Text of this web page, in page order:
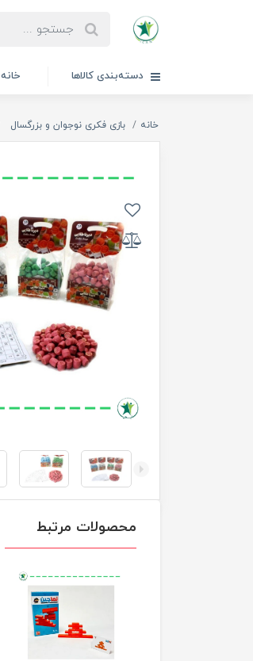
دسته‌بندی کالاها خانه
خانه بازی فکری نوجوان و بزرگسال
محصولات مرتبط